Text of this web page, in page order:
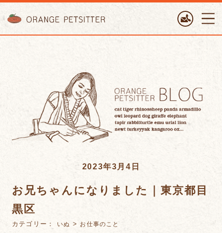
2023年3月4日
お兄ちゃんになりました｜東京都目
黒区
カテゴリー： いぬ > お仕事のこと